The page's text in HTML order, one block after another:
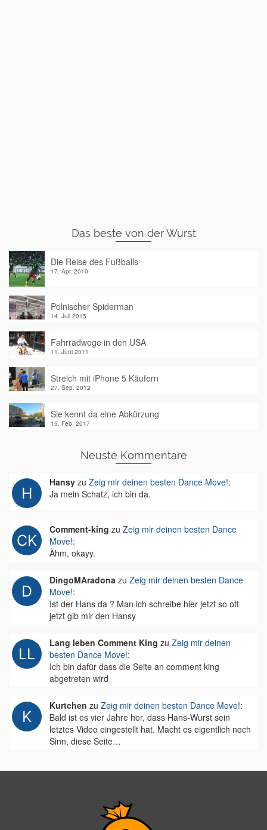
Das beste von der Wurst
Die Reise des Fußballs
17. Apr. 2010
Polnischer Spiderman
14. Juli 2015
Fahrradwege in den USA
11. Juni 2011
Streich mit iPhone 5 Käufern
27. Sep. 2012
Sie kennt da eine Abkürzung
15. Feb. 2017
Neuste Kommentare
Hansy zu Zeig mir deinen besten Dance Move!:
Ja mein Schatz, ich bin da.
Comment-king zu Zeig mir deinen besten Dance
Move!:
Ähm, okayy.
DingoMAradona zu Zeig mir deinen besten Dance
Move!:
Ist der Hans da ? Man ich schreibe hier jetzt so oft
jetzt gib mir den Hansy
Lang leben Comment King zu Zeig mir deinen
besten Dance Move!:
Ich bin dafür dass die Seite an comment king
abgetreten wird
Kurtchen zu Zeig mir deinen besten Dance Move!:
Bald ist es vier Jahre her, dass Hans-Wurst sein
letztes Video eingestellt hat. Macht es eigentlich noch
Sinn, diese Seite…